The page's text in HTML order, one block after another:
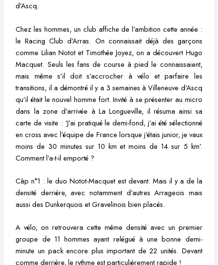
d’Ascq.
Chez les hommes, un club affiche de l’ambition cette année :
le Racing Club d’Arras. On connaissait déjà des garçons
comme Lilian Notot et Timothée Joyez, on a découvert Hugo
Macquet. Seuls les fans de course à pied le connaissaient,
mais même s’il doit s’accrocher à vélo et parfaire les
transitions, il a démontré il y a 3 semaines à Villeneuve d’Ascq
qu’il était le nouvel homme fort. Invité à se présenter au micro
dans la zone d’arrivée à La Longueville, il résuma ainsi sa
carte de visite : ‘J’ai pratiqué le demi-fond, j’ai été sélectionné
en cross avec l’équipe de France lorsque j’étais junior, je vaux
moins de 30 minutes sur 10 km et moins de 14 sur 5 km’.
Comment l’a-t-il emporté ?
Càp n°1 : le duo Notot-Macquet est devant. Mais il y a de la
densité derrière, avec notamment d’autres Arrageois mais
aussi des Dunkerquois et Gravelinois bien placés.
A vélo, on retrouvera cette même densité avec un premier
groupe de 11 hommes ayant relégué à une bonne demi-
minute un pack encore plus important de 22 unités. Devant
comme derrière, le rythme est particulièrement rapide !